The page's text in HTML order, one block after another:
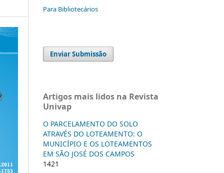
Para Bibliotecários
Enviar Submissão
Artigos mais lidos na Revista
Univap
O PARCELAMENTO DO SOLO
ATRAVÉS DO LOTEAMENTO: O
MUNICÍPIO E OS LOTEAMENTOS
EM SÃO JOSÉ DOS CAMPOS
1421